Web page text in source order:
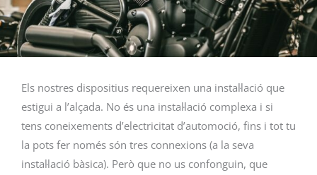
Els nostres dispositius requereixen una instal·lació que
estigui a l’alçada. No és una instal·lació complexa i si
tens coneixements d’electricitat d’automoció, fins i tot tu
la pots fer només són tres connexions (a la seva
instal·lació bàsica). Però que no us confonguin, que